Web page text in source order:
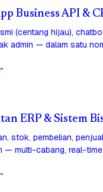
Business API &
(centang hijau),
admin — dalam satu
ERP & Sistem
stok, pembelian,
— multi-cabang, real-time.